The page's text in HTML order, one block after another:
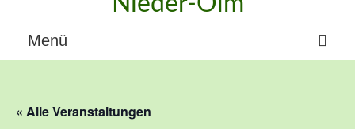
Menü
Über uns
« Alle Veranstaltungen